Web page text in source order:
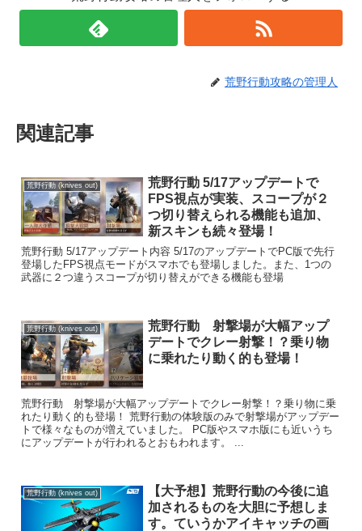
荒野行動攻略の管理人
関連記事
荒野行動 (knives out)
荒野行動 5/17アップデートで
FPS視点が実装、スコープが２
つ切り替えられる機能も追加、
新スキンも続々登場！
荒野行動 5/17アップデート内容 5/17のアップデートでPC版で先行
登場したFPS視点モードがスマホでも登場しました。また、1つの
武器に２つ違うスコープが切り替えができる機能も登場
荒野行動 (knives out)
荒野行動 射撃場が大幅アップ
デートでクレー射撃！？乗り物
に乗れたり動く的も登場！
荒野行動 射撃場が大幅アップデートでクレー射撃！？乗り物に乗
れたり動く的も登場！ 荒野行動の体験版のみで射撃場がアップデー
トで様々なものが増えていました。 PC版やスマホ版にも近いうち
にアップデートが行われるとおもわれます。 ...
荒野行動 (knives out)
【大予想】荒野行動の今後に追
加されるものを大胆に予想しま
す。ていうかアイキャッチの画